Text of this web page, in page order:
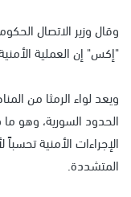
وقال وزير الاتصال
"إكس" إن العملية
ويعد لواء الرمثا من
الحدود السورية، وهو
الإجراءات الأمنية
المتشددة.